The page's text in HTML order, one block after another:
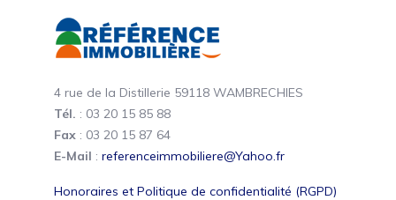
4 rue de la Distillerie 59118 WAMBRECHIES
Tél. : 03 20 15 85 88
Fax : 03 20 15 87 64
E-Mail : referenceimmobiliere@Yahoo.fr
Honoraires et Politique de confidentialité (RGPD)